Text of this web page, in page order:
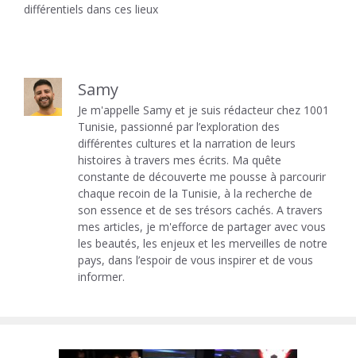
différentiels dans ces lieux
Samy
Je m'appelle Samy et je suis rédacteur chez 1001
Tunisie, passionné par l’exploration des
différentes cultures et la narration de leurs
histoires à travers mes écrits. Ma quête
constante de découverte me pousse à parcourir
chaque recoin de la Tunisie, à la recherche de
son essence et de ses trésors cachés. A travers
mes articles, je m'efforce de partager avec vous
les beautés, les enjeux et les merveilles de notre
pays, dans l’espoir de vous inspirer et de vous
informer.